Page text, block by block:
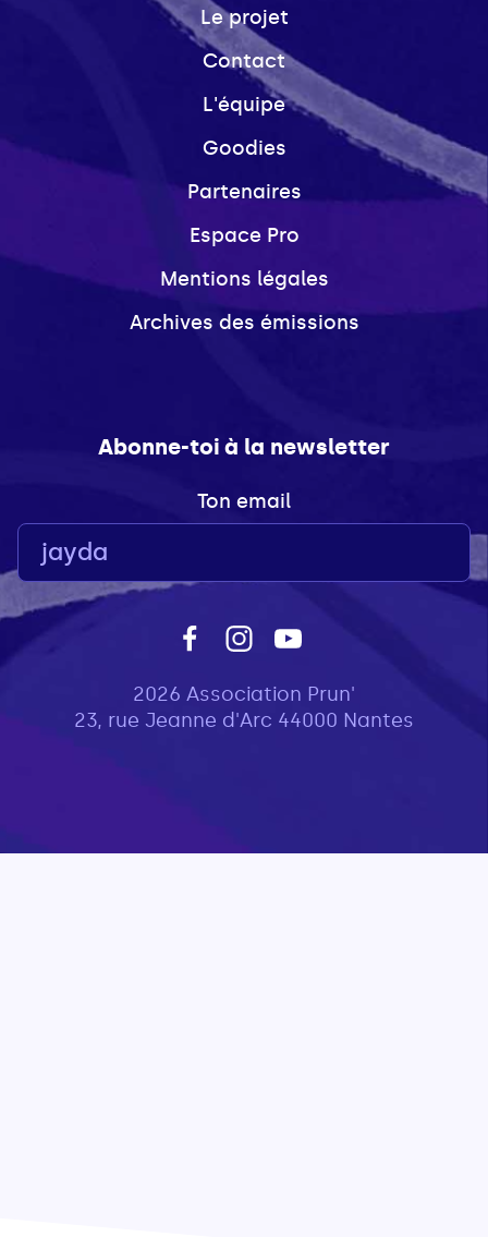
Le projet
Contact
L'équipe
Goodies
Partenaires
Espace Pro
Mentions légales
Archives des émissions
Abonne-toi à la newsletter
Ton email
2026 Association Prun'
23, rue Jeanne d'Arc 44000 Nantes